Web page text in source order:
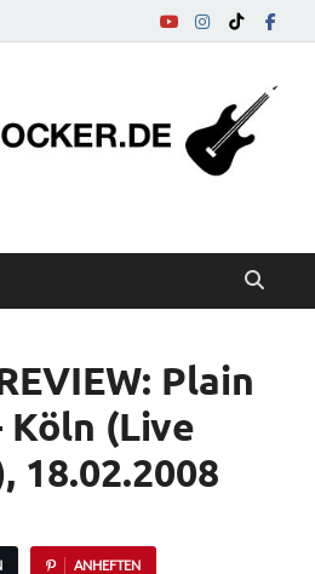
Plain
Köln (Live
18.02.2008
ANHEFTEN